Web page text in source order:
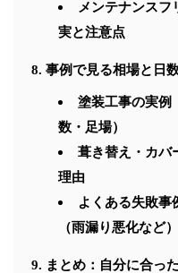
メンテナンスフ
実と注意点
事例で見る相場と日
塗装工事の実例
数・足場）
葺き替え・カバ
理由
よくある失敗事
（雨漏り悪化など）
まとめ：自分に合っ